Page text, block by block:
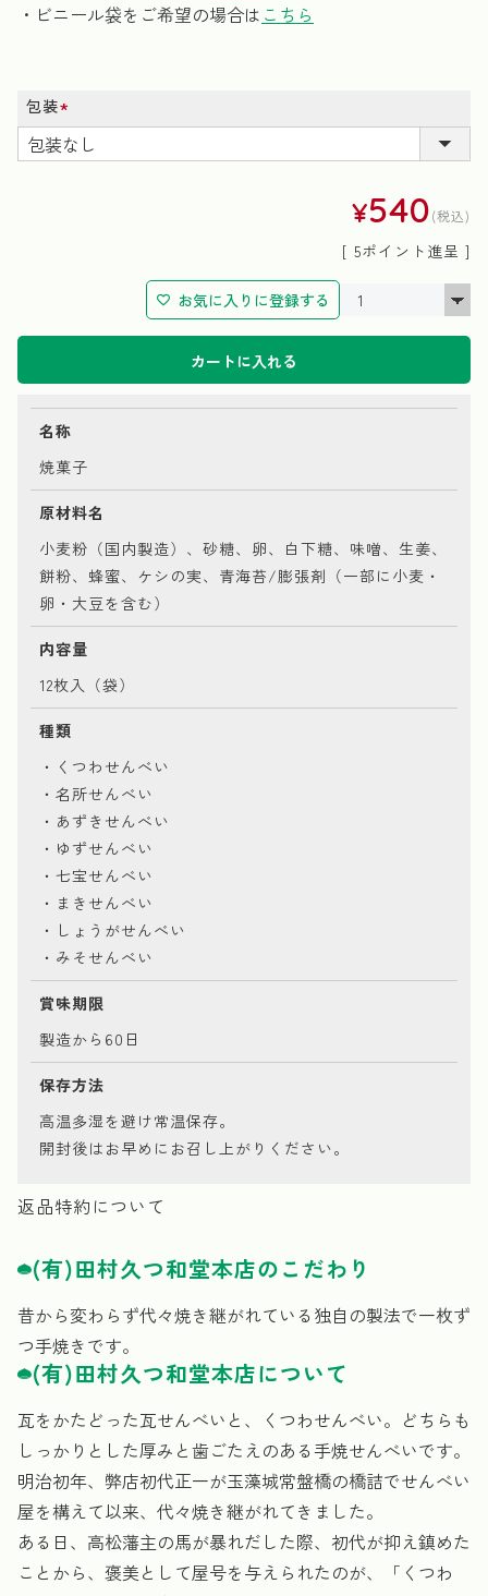
・ビニール袋をご希望の場合は こちら
包装
(必
須)
¥540 税込
[ 5ポイント進呈 ]
お気に入りに登録する
カートに入れる
名称
焼菓子
原材料名
小麦粉（国内製造）、砂糖、卵、白下糖、味噌、生姜、
餅粉、蜂蜜、ケシの実、青海苔/膨張剤（一部に小麦・
卵・大豆を含む）
内容量
12枚入（袋）
種類
・くつわせんべい
・名所せんべい
・あずきせんべい
・ゆずせんべい
・七宝せんべい
・まきせんべい
・しょうがせんべい
・みそせんべい
賞味期限
製造から60日
保存方法
高温多湿を避け常温保存。
開封後はお早めにお召し上がりください。
返品特約について
(有)田村久つ和堂本店のこだわり
昔から変わらず代々焼き継がれている独自の製法で一枚ず
つ手焼きです。
(有)田村久つ和堂本店について
瓦をかたどった瓦せんべいと、くつわせんべい。どちらも
しっかりとした厚みと歯ごたえのある手焼せんべいです。
明治初年、弊店初代正一が玉藻城常盤橋の橋詰でせんべい
屋を構えて以来、代々焼き継がれてきました。
ある日、高松藩主の馬が暴れだした際、初代が抑え鎮めた
ことから、褒美として屋号を与えられたのが、「くつわ